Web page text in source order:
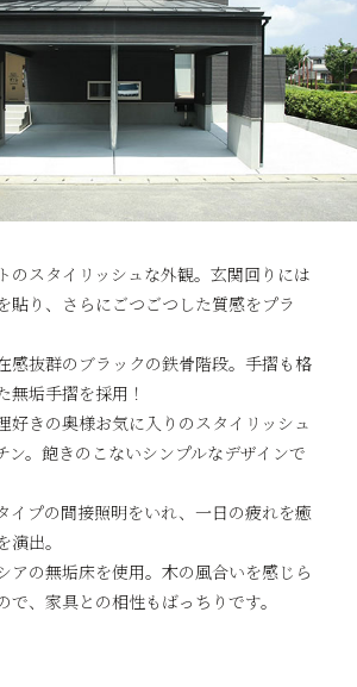
のスタイリッシュな外観。玄関回りには
貼り、さらにごつごつした質感をプラ
感抜群のブラックの鉄骨階段。手摺も格
無垢手摺を採用！
好きの奥様お気に入りのスタイリッシュ
ン。飽きのこないシンプルなデザインで
イプの間接照明をいれ、一日の疲れを癒
出。
アの無垢床を使用。木の風合いを感じら
で、家具との相性もばっちりです。